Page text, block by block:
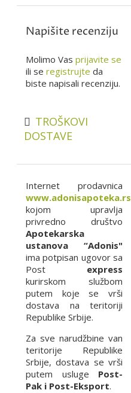
Napišite recenziju
Molimo Vas prijavite se
ili se registrujte da
biste napisali recenziju.
TROŠKOVI
DOSTAVE
Internet prodavnica
www.adonisapoteka.rs
kojom upravlja
privredno društvo
Apotekarska
ustanova “Adonis"
ima potpisan ugovor sa
Post express
kurirskom službom
putem koje se vrši
dostava na teritoriji
Republike Srbije.
Za sve narudžbine van
teritorije Republike
Srbije, dostava se vrši
putem usluge Post-
Pak i Post-Eksport.